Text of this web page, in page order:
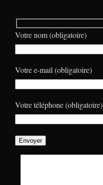
Votre nom (obligatoire)
Votre e-mail (obligatoire)
Votre téléphone (obligatoire)